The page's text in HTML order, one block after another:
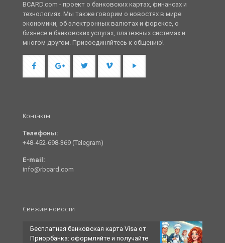
BCARD.com - проект о банковских картах, финансах и
технологиях. Мы также говорим о новостях в мире
экономики, об электронных валютах и форексе, о
бизнесе и банковских услугах, платежных системах и
многом другом. Присоединяйтесь к общению!
Контакты
Телефоны:
+48-452-698-369 (Telegram)
E-mail:
info@rbcard.com
Свежие новости
Бесплатная банковская карта Visa от
Приорбанка: оформляйте и получайте